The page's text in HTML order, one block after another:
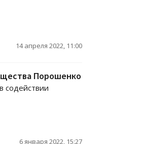
14 апреля 2022, 11:00
Порошенко
содействии
6 января 2022, 15:27